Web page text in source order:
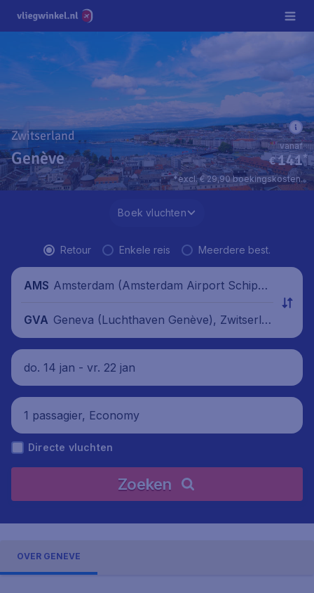
Zwitserland
Genève €141*
vanaf
*excl. € 29,90 boekingskosten.
Boek vluchten
Retour Enkele reis Meerdere best.
AMS Amsterdam (Amsterdam Airport Schipho
GVA Geneva (Luchthaven Genève), Zwitserla
nd
do. 14 jan - vr. 22 jan
1 passagier, Economy
Directe vluchten
Zoeken
OVER GENÈVE